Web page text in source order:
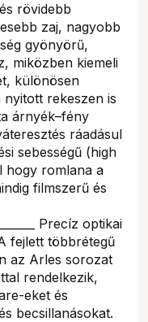
rövidebb
zaj, nagyobb
gyönyörű,
miközben kiemeli
különösen
nyitott rekeszen is
árnyék–fény
ráadásul
sebességű (high
hogy romlana a
filmszerű és
Precíz optikai
fejlett többrétegű
az Arles sorozat
rendelkezik,
eket és
becsillanásokat.